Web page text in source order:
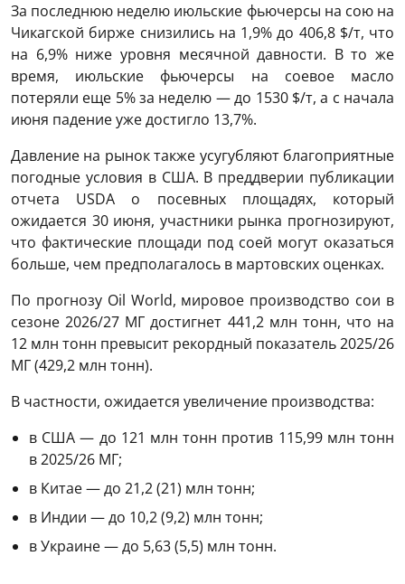
За последнюю неделю июльские фьючерсы на сою на
Чикагской бирже снизились на 1,9% до 406,8 $/т, что
на 6,9% ниже уровня месячной давности. В то же
время, июльские фьючерсы на соевое масло
потеряли еще 5% за неделю — до 1530 $/т, а с начала
июня падение уже достигло 13,7%.
Давление на рынок также усугубляют благоприятные
погодные условия в США. В преддверии публикации
отчета USDA о посевных площадях, который
ожидается 30 июня, участники рынка прогнозируют,
что фактические площади под соей могут оказаться
больше, чем предполагалось в мартовских оценках.
По прогнозу Oil World, мировое производство сои в
сезоне 2026/27 МГ достигнет 441,2 млн тонн, что на
12 млн тонн превысит рекордный показатель 2025/26
МГ (429,2 млн тонн).
В частности, ожидается увеличение производства:
в США — до 121 млн тонн против 115,99 млн тонн
в 2025/26 МГ;
в Китае — до 21,2 (21) млн тонн;
в Индии — до 10,2 (9,2) млн тонн;
в Украине — до 5,63 (5,5) млн тонн.